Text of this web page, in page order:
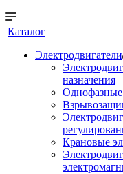
Каталог
Электродвигатели
назначения
Однофазные
Крановые